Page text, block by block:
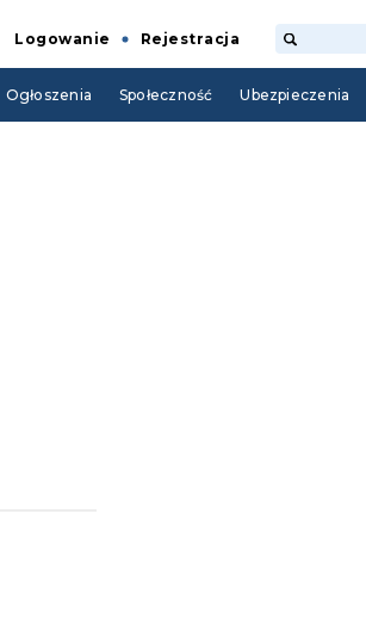
Logowanie Rejestracja
Ogłoszenia Społeczność Ubezpieczenia